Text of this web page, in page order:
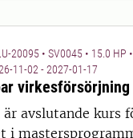
av
flödesoptimering
frågor, allt
Studenter
20095 • SV0045 • 15.0 HP
11-02 - 2027-01-17
virkesförsörjning
är avslutande kurs
i